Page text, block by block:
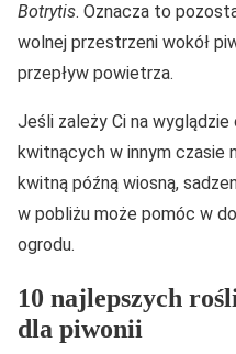
Botrytis. Oznacza to
wolnej przestrzeni wokół
przepływ powietrza.
Jeśli zależy Ci na
kwitnących w innym czasie
kwitną późną wiosną,
w pobliżu może pomóc w
ogrodu.
10 najlepszych
dla piwonii